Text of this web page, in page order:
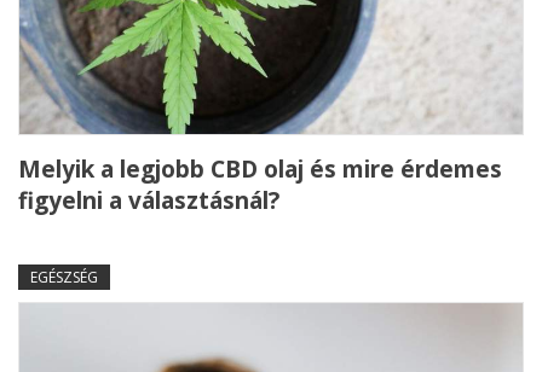
Melyik a legjobb CBD olaj és mire érdemes
figyelni a választásnál?
EGÉSZSÉG